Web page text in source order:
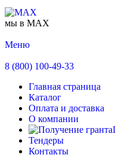
мы в MAX
Меню
8 (800) 100-49-33
Главная страница
Каталог
Оплата и доставка
О компании
Тендеры
Контакты